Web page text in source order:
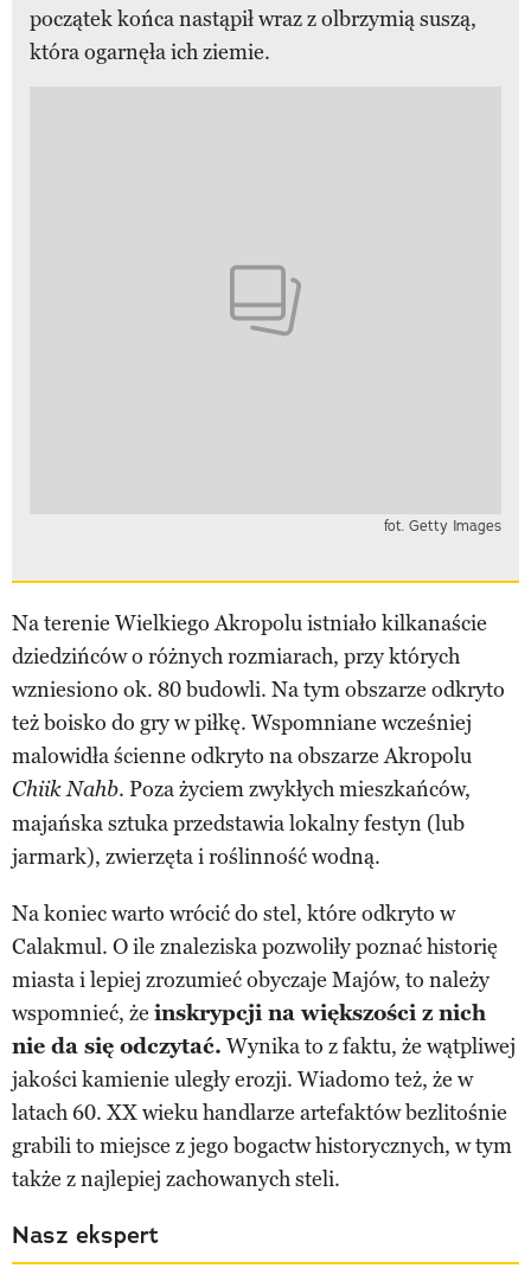
początek końca nastąpił wraz z olbrzymią suszą,
która ogarnęła ich ziemie.
fot. Getty Images
Na terenie Wielkiego Akropolu istniało kilkanaście
dziedzińców o różnych rozmiarach, przy których
wzniesiono ok. 80 budowli. Na tym obszarze odkryto
też boisko do gry w piłkę. Wspomniane wcześniej
malowidła ścienne odkryto na obszarze Akropolu
Chiik Nahb. Poza życiem zwykłych mieszkańców,
majańska sztuka przedstawia lokalny festyn (lub
jarmark), zwierzęta i roślinność wodną.
Na koniec warto wrócić do stel, które odkryto w
Calakmul. O ile znaleziska pozwoliły poznać historię
miasta i lepiej zrozumieć obyczaje Majów, to należy
wspomnieć, że inskrypcji na większości z nich
nie da się odczytać. Wynika to z faktu, że wątpliwej
jakości kamienie uległy erozji. Wiadomo też, że w
latach 60. XX wieku handlarze artefaktów bezlitośnie
grabili to miejsce z jego bogactw historycznych, w tym
także z najlepiej zachowanych steli.
Nasz ekspert